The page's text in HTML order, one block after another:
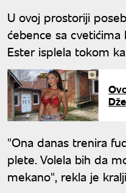
U ovoj prostoriji
ćebence sa
Ester isplela tokom
"Ona danas trenira
plete. Volela bih da
mekano", rekla je